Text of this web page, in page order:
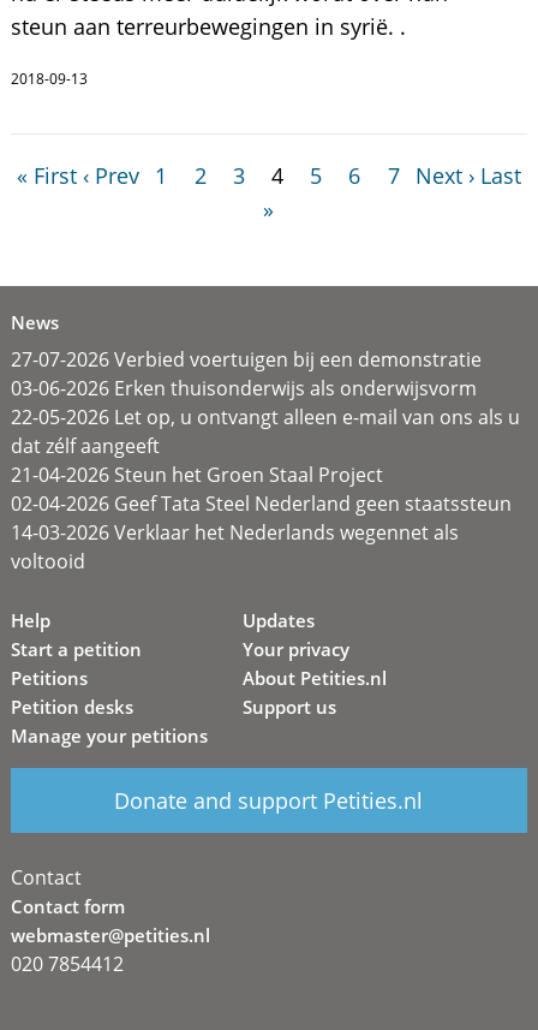
steun aan terreurbewegingen in syrië. .
2018-09-13
« First ‹ Prev 1 2 3 4 5 6 7 Next › Last
»
News
27-07-2026 Verbied voertuigen bij een demonstratie
03-06-2026 Erken thuisonderwijs als onderwijsvorm
22-05-2026 Let op, u ontvangt alleen e-mail van ons als u
dat zélf aangeeft
21-04-2026 Steun het Groen Staal Project
02-04-2026 Geef Tata Steel Nederland geen staatssteun
14-03-2026 Verklaar het Nederlands wegennet als
voltooid
Help
Start a petition
Petitions
Petition desks
Manage your petitions
Updates
Your privacy
About Petities.nl
Support us
Donate and support Petities.nl
Contact
Contact form
webmaster@petities.nl
020 7854412